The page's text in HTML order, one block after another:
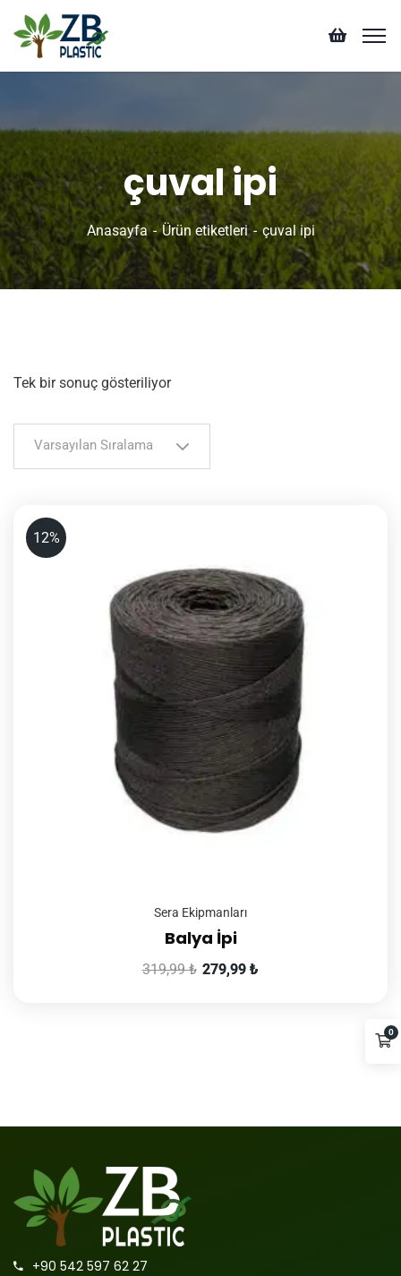
çuval ipi
Anasayfa Ürün etiketleri çuval ipi
Tek bir sonuç gösteriliyor
Varsayılan Sıralama
12%
Sera Ekipmanları
Balya İpi
319,99₺ 279,99 ₺
+90 542 597 62 27
0